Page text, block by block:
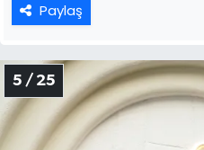
Paylaş
5 / 25